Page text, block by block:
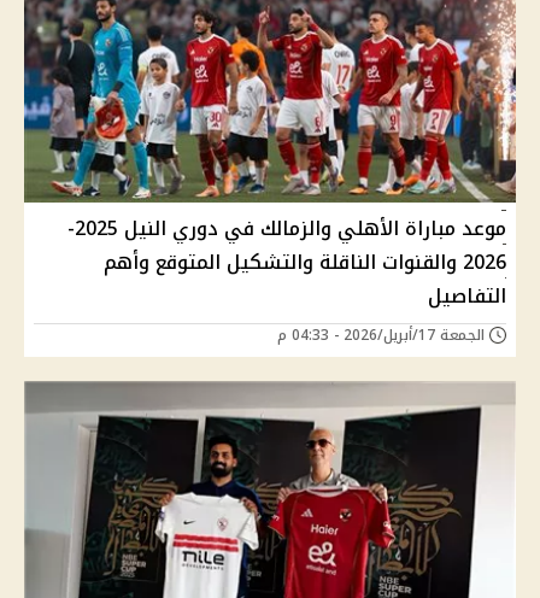
موعد مباراة الأهلي والزمالك في دوري النيل 2025-
2026 والقنوات الناقلة والتشكيل المتوقع وأهم
التفاصيل
الجمعة 17/أبريل/2026 - 04:33 م